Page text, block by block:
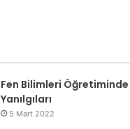
Fen Bilimleri
Yanılgıları
5 Mart 2022